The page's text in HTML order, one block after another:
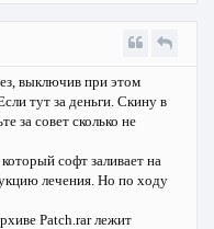
выключив при этом
тут за деньги. Скину в
за совет сколько не
софт заливает на
лечения. Но по ходу
Patсh.rar лежит